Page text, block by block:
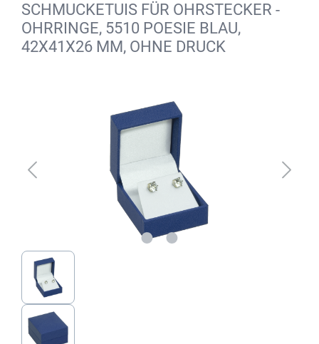
SCHMUCKETUIS FÜR OHRSTECKER -
OHRRINGE, 5510 POESIE BLAU,
42X41X26 MM, OHNE DRUCK